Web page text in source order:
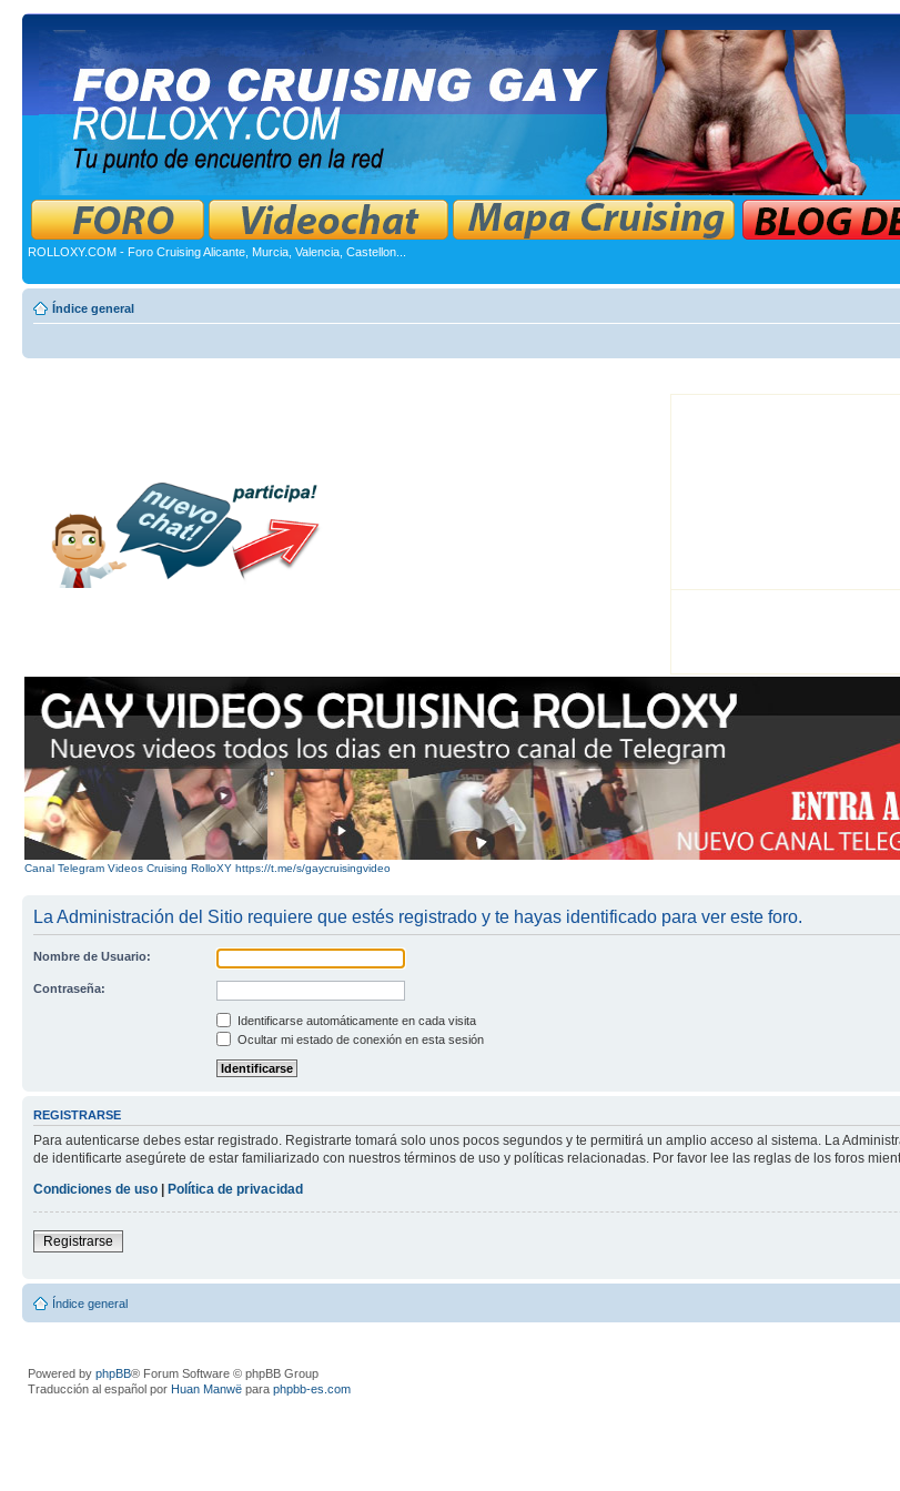
ROLLOXY.COM - Foro Cruising Alicante, Murcia, Valencia, Castellon...
Índice general
Canal Telegram Videos Cruising RolloXY https://t.me/s/gaycruisingvideo
La Administración del Sitio requiere que estés registrado y te hayas identificado para ver este foro.
Nombre de Usuario:
Contraseña:
Identificarse automáticamente en cada visita
Ocultar mi estado de conexión en esta sesión
REGISTRARSE
Para autenticarse debes estar registrado. Registrarte tomará solo unos pocos segundos y te permitirá un amplio acceso al sistema. La
de identificarte asegúrete de estar familiarizado con nuestros términos de uso y políticas relacionadas. Por favor lee las reglas de los foros
Condiciones de uso
Política de privacidad
Registrarse
Índice general
Powered by phpBB® Forum Software © phpBB Group
Traducción al español por Huan Manwë para phpbb-es.com